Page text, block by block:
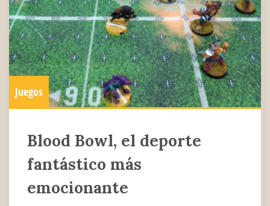
Juegos
Blood Bowl, el deporte
fantástico más
emocionante